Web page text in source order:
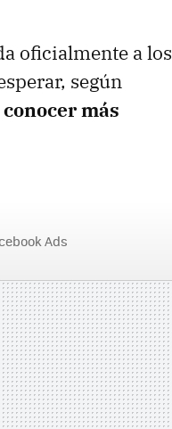
oficialmente a los
según
más
Ads